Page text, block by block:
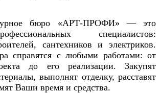
бюро «АРТ-ПРОФИ» — это
специалистов:
сантехникови электриков.
справятся с любыми работами: от
до его реализации. Закупят
выполнят отделку, расставят
Ваши время и средства.